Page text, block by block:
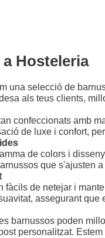
Hosteleria
una selecció de
als teus clients,
confeccionats amb
de luxe i confort,
de colors i
que s'ajusten
fàcils de netejar i
assegurant
barnussos poden
personalitzat.